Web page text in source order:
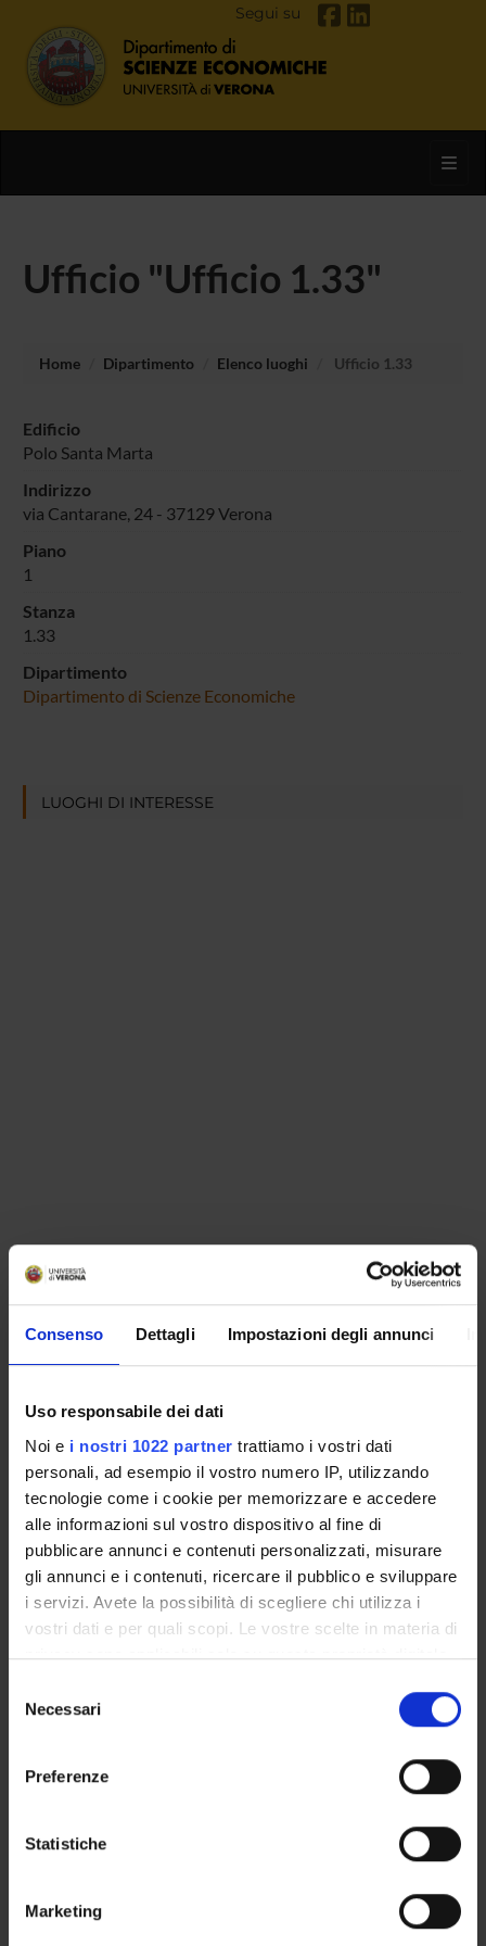
Consenso Dettagli Impostazioni degli annunci
Uso responsabile dei dati
Noi e i nostri 1022 partner trattiamo i vostri dati
personali, ad esempio il vostro numero IP, utilizzando
tecnologie come i cookie per memorizzare e accedere
alle informazioni sul vostro dispositivo al fine di
pubblicare annunci e contenuti personalizzati, misurare
gli annunci e i contenuti, ricercare il pubblico e sviluppare
i servizi. Avete la possibilità di scegliere chi utilizza i
vostri dati e per quali scopi. Le vostre scelte in materia di
privacy sono applicabili solo su questa proprietà digitale
modificare o revocare il proprio consenso in qualsiasi
momento dalla Dichiarazione sui cookie o facendo clic
raccogliere informazioni sulla tua posizione
geografica, con un'approssimazione di qualche
Identificare il tuo dispositivo, scansionandolo
delNecessari
Preferenze
Statistiche
Marketing
Segui su
Ufficio "Ufficio 1.33"
Home Dipartimento Elenco luoghi Ufficio 1.33
Edificio
Polo Santa Marta
Indirizzo
via Cantarane, 24 - 37129 Verona
Piano
1
Stanza
1.33
Dipartimento
Dipartimento di Scienze Economiche
LUOGHI DI INTERESSE
GOVERNANCE
SERVIZI DI SEGRETERIA STUDENTI
STRUTTURE DEL DIPARTIMENTO
LABORATORI DI RICERCA
CENTRI DI RICERCA
Contatti
Luoghi